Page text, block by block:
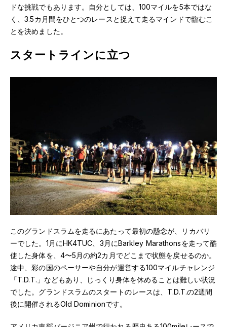
ドな挑戦でもあります。自分としては、100マイルを5本ではな
く、3.5カ月間をひとつのレースと捉えて走るマインドで臨むこ
とを決めました。
スタートラインに立つ
このグランドスラムを走るにあたって最初の懸念が、リカバリ
ーでした。1月にHK4TUC、3月にBarkley Marathonsを走って酷
使した身体を、4〜5月の約2カ月でどこまで状態を戻せるのか。
途中、彩の国のペーサーや自分が運営する100マイルチャレンジ
「T.D.T.」などもあり、じっくり身体を休めることは難しい状況
でした。グランドスラムのスタートのレースは、T.D.T.の2週間
後に開催されるOld Dominionです。